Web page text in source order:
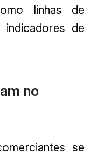
linhas de
indicadores de
no
se